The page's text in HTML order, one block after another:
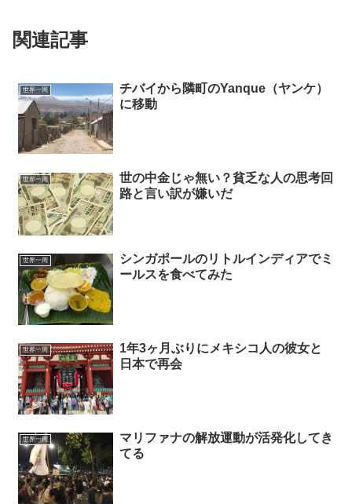
関連記事
世界一周
チバイから隣町のYanque（ヤンケ）
に移動
世界一周
世の中金じゃ無い？貧乏な人の思考回
路と言い訳が嫌いだ
世界一周
シンガポールのリトルインディアでミ
ールスを食べてみた
世界一周
1年3ヶ月ぶりにメキシコ人の彼女と
日本で再会
世界一周
マリファナの解放運動が活発化してき
てる